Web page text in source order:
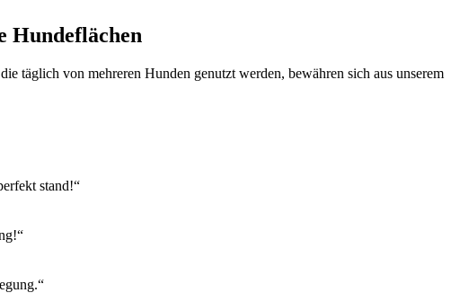
Hundeflächen
täglich von mehreren Hunden genutzt werden, bewähren sich aus unserem
stand!“